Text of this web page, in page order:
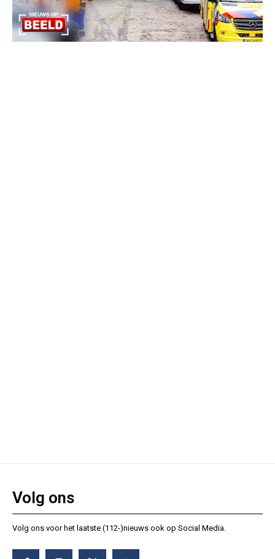
Volg ons
Volg ons voor het laatste (112-)nieuws ook op Social Media.